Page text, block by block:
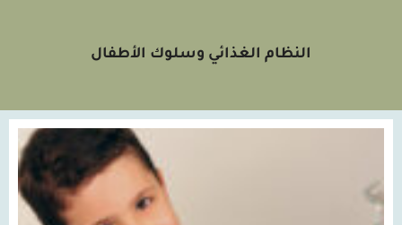
النظام الغذائي وسلوك الأطفال